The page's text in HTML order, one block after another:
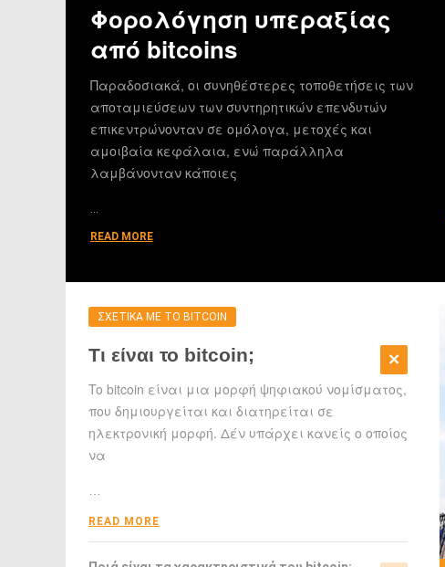
Φορολόγηση υπεραξίας
από bitcoins
Παραδοσιακά, οι συνηθέστερες τοποθετήσεις των
αποταμιεύσεων των συντηρητικών επενδυτών
επικεντρώνονταν σε ομόλογα, μετοχές και
αμοιβαία κεφάλαια, ενώ παράλληλα
λαμβάνονταν κάποιες
READ MORE
ΣΧΕΤΙΚΑ ΜΕ ΤΟ BITCOIN
Τι είναι το bitcoin;
To bitcoin είναι μια μορφή ψηφιακού νομίσματος,
που δημιουργείται και διατηρείται σε
ηλεκτρονική μορφή. Δέν υπάρχει κανείς ο οποίος
να
READ MORE